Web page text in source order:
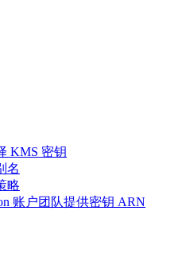
KMS 密钥
名
略
账户团队提供密钥 ARN